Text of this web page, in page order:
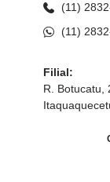
(11)
(11)
Filial:
R. Botucatu,